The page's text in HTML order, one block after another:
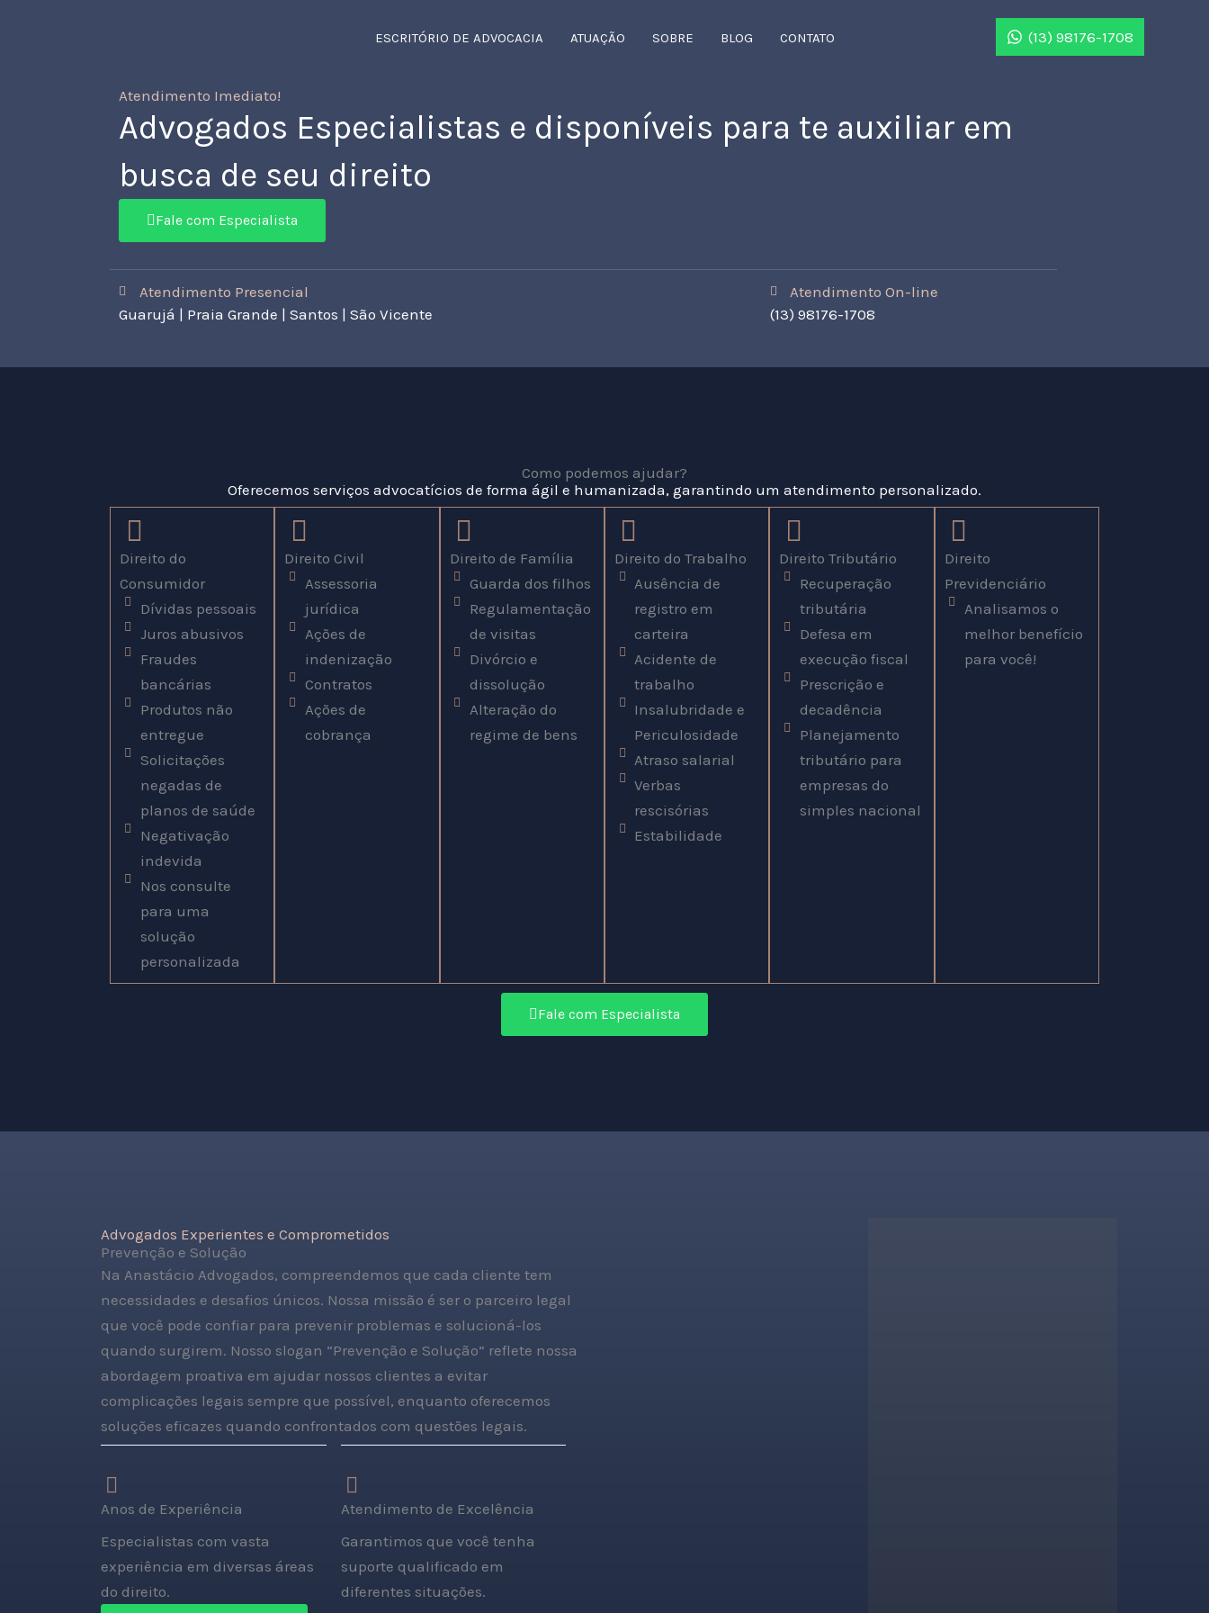
ESCRITÓRIO DE ADVOCACIA ATUAÇÃO SOBRE BLOG CONTATO (13) 98176-1708
Atendimento Imediato!
Advogados Especialistas e disponíveis para te auxiliar em
busca de seu direito
Fale com Especialista
Atendimento Presencial
Guarujá | Praia Grande | Santos | São Vicente
Atendimento On-line
(13) 98176-1708
Como podemos ajudar?
Oferecemos serviços advocatícios de forma ágil e humanizada, garantindo um atendimento personalizado.
Direito do
Consumidor
Dívidas pessoais
Juros abusivos
Fraudes
bancárias
Produtos não
entregue
Solicitações
negadas de
planos de saúde
Negativação
indevida
Nos consulte
para uma
solução
personalizada
Direito Civil
Assessoria
jurídica
Ações de
indenização
Contratos
Ações de
cobrança
Direito de Família
Guarda dos filhos
Regulamentação
de visitas
Divórcio e
dissolução
Alteração do
regime de bens
Direito do Trabalho
Ausência de
registro em
carteira
Acidente de
trabalho
Insalubridade e
Periculosidade
Atraso salarial
Verbas
rescisórias
Estabilidade
Direito Tributário
Recuperação
tributária
Defesa em
execução fiscal
Prescrição e
decadência
Planejamento
tributário para
empresas do
simples nacional
Direito
Previdenciário
Analisamos o
melhor benefício
para você!
Fale com Especialista
Advogados Experientes e Comprometidos
Prevenção e Solução
Na Anastácio Advogados, compreendemos que cada cliente tem
necessidades e desafios únicos. Nossa missão é ser o parceiro legal
que você pode confiar para prevenir problemas e solucioná-los
quando surgirem. Nosso slogan “Prevenção e Solução” reflete nossa
abordagem proativa em ajudar nossos clientes a evitar
complicações legais sempre que possível, enquanto oferecemos
soluções eficazes quando confrontados com questões legais.
Anos de Experiência
Especialistas com vasta
experiência em diversas áreas
do direito.
Atendimento de Excelência
Garantimos que você tenha
suporte qualificado em
diferentes situações.